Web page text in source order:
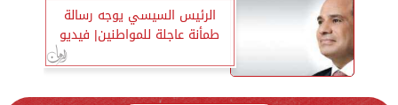
الرئيس السيسي يوجه رسالة
طمأنة عاجلة للمواطنين| فيديو